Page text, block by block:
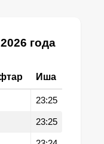
года
Иша
23:25
23:25